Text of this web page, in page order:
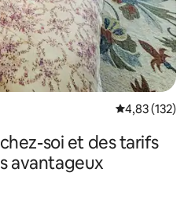
Évaluation
4,83 (132)
soi et des tarifs
avantageux